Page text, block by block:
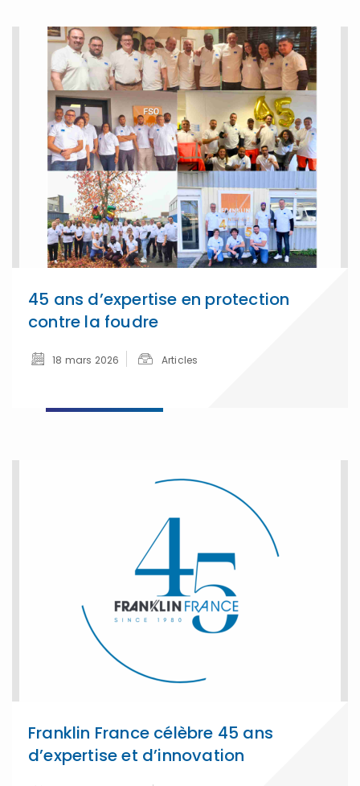
45 ans d’expertise en protection
contre la foudre
18 mars 2026 Articles
Franklin France célèbre 45 ans
d’expertise et d’innovation